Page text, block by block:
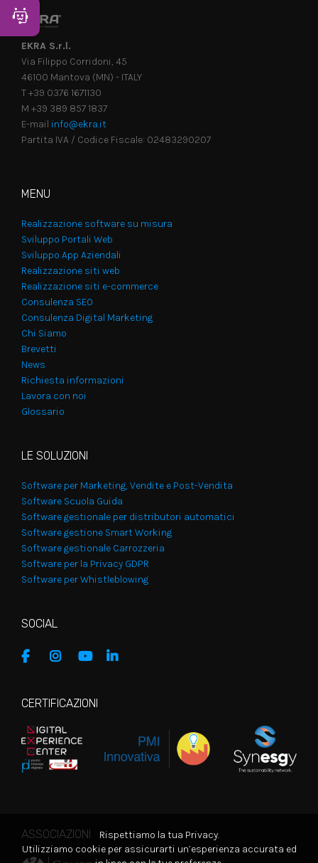
Apri Chatbot
EKRA S.r.l.
Via Filippo Corridoni, 45
46100 Mantova (MN) - ITALY
T +39 0376 1671130
M +39 389 857 1837
E-mail info@ekra.it
Partita IVA / Codice Fiscale: 02483290207
MENU
Realizzazione software su misura
Sviluppo Portali Web
Sviluppo App Aziendali
Realizzazione siti web
Realizzazione siti e-commerce
Consulenza SEO
Consulenza Digital Marketing
Chi Siamo
Brevetti
News
Richiesta informazioni
Lavora con noi
Glossario
LE SOLUZIONI
Software per Marketing, Vendite e Post-Vendita
Software Scuola Guida
Software gestionale per distributori automatici
Software gestione Smart Working
Software gestionale Carrozzeria
Software per la Privacy GDPR
Software per Whistleblowing
SOCIAL
CERTIFICAZIONI
ASSOCIAZIONI
Rispettiamo la tua Privacy.
Utilizziamo cookie per assicurarti un’esperienza accurata ed